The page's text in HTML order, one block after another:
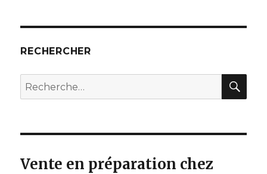
RECHERCHER
Recherche
pour
Vente en préparation chez